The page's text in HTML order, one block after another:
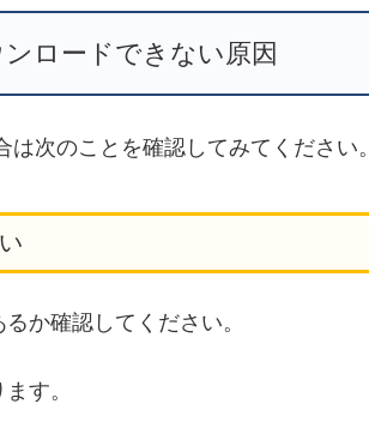
ロードできない原因
次のことを確認してみてください。
か確認してください。
す。